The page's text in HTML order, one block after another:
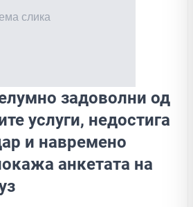
задоволни од
услуги, недостига
и навремено
анкетата на